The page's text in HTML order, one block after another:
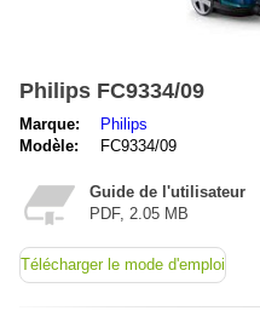
Philips FC9334/09
Marque:
Philips
Modèle:
FC9334/09
Guide de l'utilisateur
PDF, 2.05 MB
Télécharger le mode d'emploi